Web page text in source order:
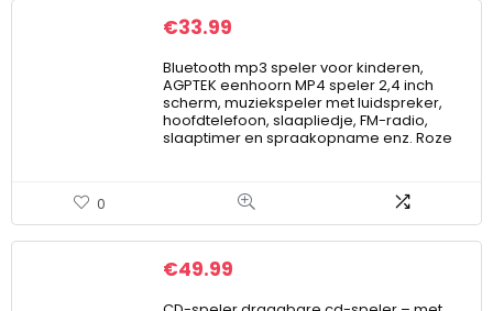
€33.99
Bluetooth mp3 speler voor kinderen,
AGPTEK eenhoorn MP4 speler 2,4 inch
scherm, muziekspeler met luidspreker,
hoofdtelefoon, slaapliedje, FM-radio,
slaaptimer en spraakopname enz. Roze
0
€49.99